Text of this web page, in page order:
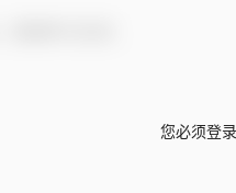
您必须登